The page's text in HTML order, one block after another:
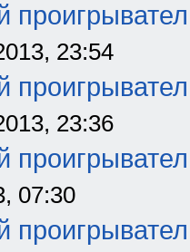
23:54
23:36
07:30